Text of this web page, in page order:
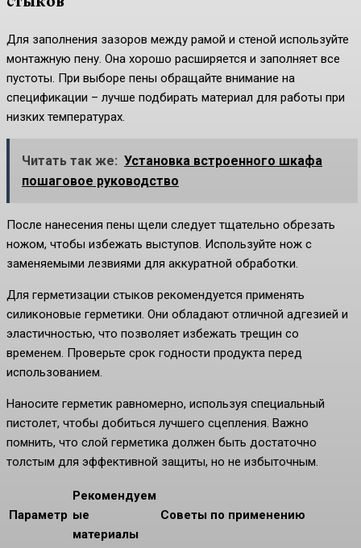
Для заполнения зазоров между рамой и стеной используйте
монтажную пену. Она хорошо расширяется и заполняет все
пустоты. При выборе пены обращайте внимание на
спецификации – лучше подбирать материал для работы при
низких температурах.
Читать так же: Установка встроенного шкафа
пошаговое руководство
После нанесения пены щели следует тщательно обрезать
ножом, чтобы избежать выступов. Используйте нож с
заменяемыми лезвиями для аккуратной обработки.
Для герметизации стыков рекомендуется применять
силиконовые герметики. Они обладают отличной адгезией и
эластичностью, что позволяет избежать трещин со
временем. Проверьте срок годности продукта перед
использованием.
Наносите герметик равномерно, используя специальный
пистолет, чтобы добиться лучшего сцепления. Важно
помнить, что слой герметика должен быть достаточно
толстым для эффективной защиты, но не избыточным.
Параметр
Рекомендуем
ые
материалы
Советы по применению